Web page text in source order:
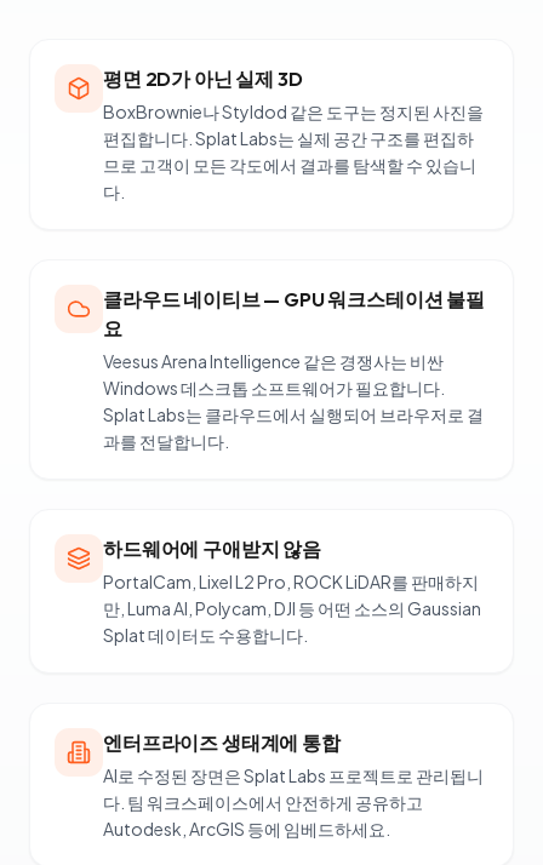
평면 2D가 아닌 실제 3D
BoxBrownie나 Styldod 같은 도구는 정지된 사진을
편집합니다. Splat Labs는 실제 공간 구조를 편집하
므로 고객이 모든 각도에서 결과를 탐색할 수 있습니
다.
클라우드 네이티브 — GPU 워크스테이션 불필
요
Veesus Arena Intelligence 같은 경쟁사는 비싼
Windows 데스크톱 소프트웨어가 필요합니다.
Splat Labs는 클라우드에서 실행되어 브라우저로 결
과를 전달합니다.
하드웨어에 구애받지 않음
PortalCam, Lixel L2 Pro, ROCK LiDAR를 판매하지
만, Luma AI, Polycam, DJI 등 어떤 소스의 Gaussian
Splat 데이터도 수용합니다.
엔터프라이즈 생태계에 통합
AI로 수정된 장면은 Splat Labs 프로젝트로 관리됩니
다. 팀 워크스페이스에서 안전하게 공유하고
Autodesk, ArcGIS 등에 임베드하세요.